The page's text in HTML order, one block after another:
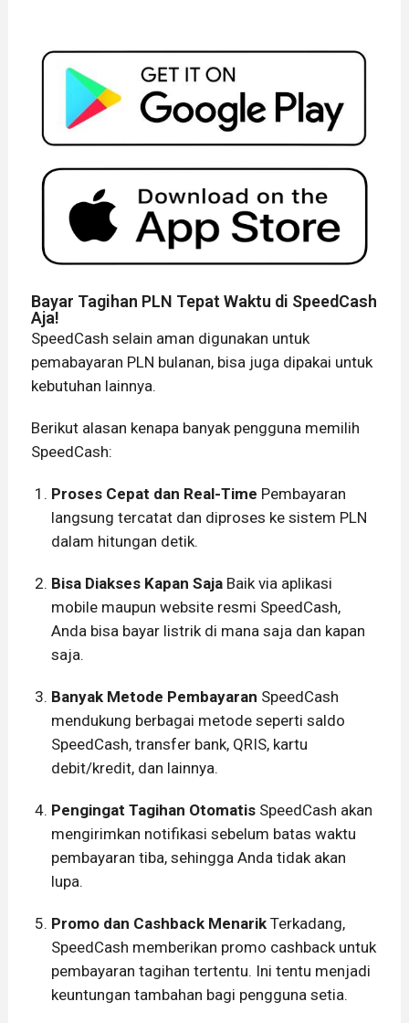
Bayar Tagihan PLN Tepat Waktu di SpeedCash
Aja!
SpeedCash selain aman digunakan untuk
pemabayaran PLN bulanan, bisa juga dipakai untuk
kebutuhan lainnya.
Berikut alasan kenapa banyak pengguna memilih
SpeedCash:
Proses Cepat dan Real-Time Pembayaran
langsung tercatat dan diproses ke sistem PLN
dalam hitungan detik.
Bisa Diakses Kapan SajaBaik via aplikasi
mobile maupun website resmi SpeedCash,
Anda bisa bayar listrik di mana saja dan kapan
saja.
Banyak Metode Pembayaran SpeedCash
mendukung berbagai metode seperti saldo
SpeedCash, transfer bank, QRIS, kartu
debit/kredit, dan lainnya.
Pengingat Tagihan OtomatisSpeedCash akan
mengirimkan notifikasi sebelum batas waktu
pembayaran tiba, sehingga Anda tidak akan
lupa.
Promo dan Cashback MenarikTerkadang,
SpeedCash memberikan promo cashback untuk
pembayaran tagihan tertentu. Ini tentu menjadi
keuntungan tambahan bagi pengguna setia.